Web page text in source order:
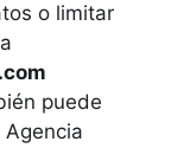
o limitar
puede